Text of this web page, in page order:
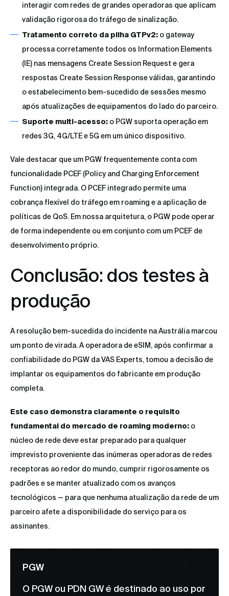
interagir com redes de grandes operadoras que aplicam
validação rigorosa do tráfego de sinalização.
Tratamento correto da pilha GTPv2: o gateway
processa corretamente todos os Information Elements
(IE) nas mensagens Create Session Request e gera
respostas Create Session Response válidas, garantindo
o estabelecimento bem-sucedido de sessões mesmo
após atualizações de equipamentos do lado do parceiro.
Suporte multi-acesso: o PGW suporta operação em
redes 3G, 4G/LTE e 5G em um único dispositivo.
Vale destacar que um PGW frequentemente conta com
funcionalidade PCEF (Policy and Charging Enforcement
Function) integrada. O PCEF integrado permite uma
cobrança flexível do tráfego em roaming e a aplicação de
políticas de QoS. Em nossa arquitetura, o PGW pode operar
de forma independente ou em conjunto com um PCEF de
desenvolvimento próprio.
Conclusão: dos testes à
produção
A resolução bem-sucedida do incidente na Austrália marcou
um ponto de virada. A operadora de eSIM, após confirmar a
confiabilidade do PGW da VAS Experts, tomou a decisão de
implantar os equipamentos do fabricante em produção
completa.
Este caso demonstra claramente o requisito
fundamental do mercado de roaming moderno: o
núcleo de rede deve estar preparado para qualquer
imprevisto proveniente das inúmeras operadoras de redes
receptoras ao redor do mundo, cumprir rigorosamente os
padrões e se manter atualizado com os avanços
tecnológicos — para que nenhuma atualização da rede de um
parceiro afete a disponibilidade do serviço para os
assinantes.
PGW
O PGW ou PDN GW é destinado ao uso por